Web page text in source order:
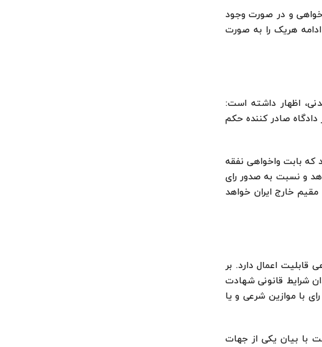
و در صورت وجود
هریک را به صورت
قانون آیین دادرسی مدنی، اظهار داشته است:
صادر کننده حکم
که بابت واخواهی نفقه
دهد و نسبت به صدور رای
اشخاص مقیم خارج ایران خواهد
اعمال دارد. بر
شرایط قانونی شهادت
با موازین شرعی و یا
با بیان یکی از جهات